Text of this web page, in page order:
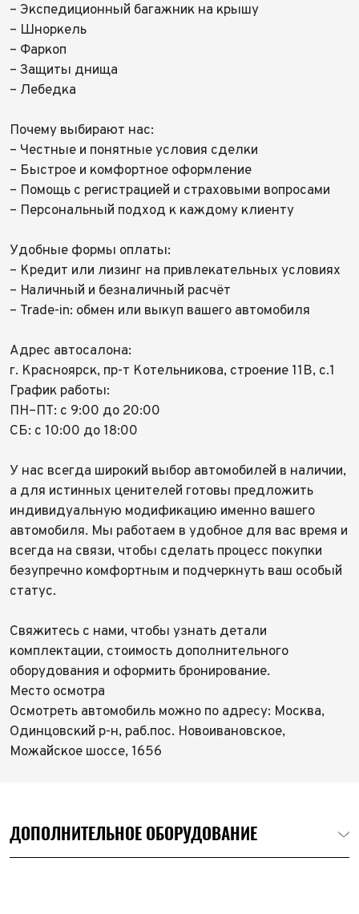
– Экспедиционный багажник на крышу
– Шноркель
– Фаркоп
– Защиты днища
– Лебедка
Почему выбирают нас:
– Честные и понятные условия сделки
– Быстрое и комфортное оформление
– Помощь с регистрацией и страховыми вопросами
– Персональный подход к каждому клиенту⠀
Удобные формы оплаты:
– Кредит или лизинг на привлекательных условиях
– Наличный и безналичный расчёт
– Trade-in: обмен или выкуп вашего автомобиля
Адрес автосалона:
г. Красноярск, пр-т Котельникова, строение 11В, с.1
График работы:
ПН–ПТ: с 9:00 до 20:00
СБ: с 10:00 до 18:00
У нас всегда широкий выбор автомобилей в наличии,
а для истинных ценителей готовы предложить
индивидуальную модификацию именно вашего
автомобиля. Мы работаем в удобное для вас время и
всегда на связи, чтобы сделать процесс покупки
безупречно комфортным и подчеркнуть ваш особый
статус.
Свяжитесь с нами, чтобы узнать детали
комплектации, стоимость дополнительного
оборудования и оформить бронирование.
Место осмотра
Осмотреть автомобиль можно по адресу: Москва,
Одинцовский р-н, раб.пос. Новоивановское,
Можайское шоссе, 1656
ДОПОЛНИТЕЛЬНОЕ ОБОРУДОВАНИЕ